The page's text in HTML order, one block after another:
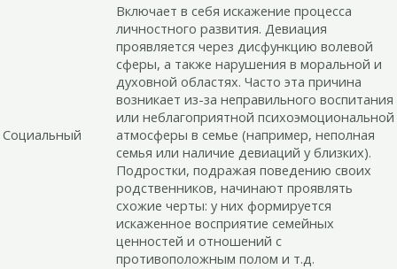
Социальный
Включает в себя искажение процесса
личностного развития. Девиация
проявляется через дисфункцию волевой
сферы, а также нарушения в моральной и
духовной областях. Часто эта причина
возникает из-за неправильного воспитания
или неблагоприятной психоэмоциональной
атмосферы в семье (например, неполная
семья или наличие девиаций у близких).
Подростки, подражая поведению своих
родственников, начинают проявлять
схожие черты: у них формируется
искаженное восприятие семейных
ценностей и отношений с
противоположным полом и т.д.